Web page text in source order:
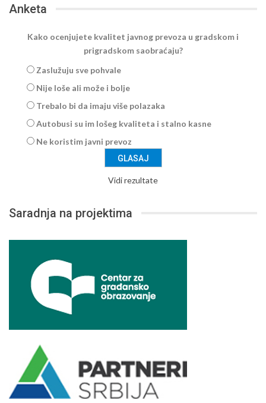
Anketa
Kako ocenjujete kvalitet javnog prevoza u gradskom i
prigradskom saobraćaju?
Zaslužuju sve pohvale
Nije loše ali može i bolje
Trebalo bi da imaju više polazaka
Autobusi su im lošeg kvaliteta i stalno kasne
Ne koristim javni prevoz
Vidi rezultate
Saradnja na projektima